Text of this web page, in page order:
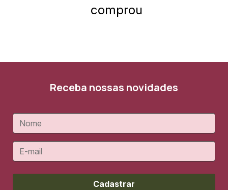
comprou
Receba nossas novidades
Cadastrar